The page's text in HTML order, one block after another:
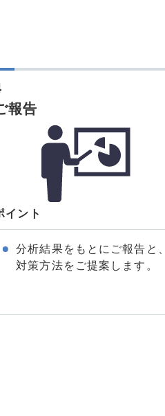
報告
イント
分析結果をもとにご報告と、
対策方法をご提案します。